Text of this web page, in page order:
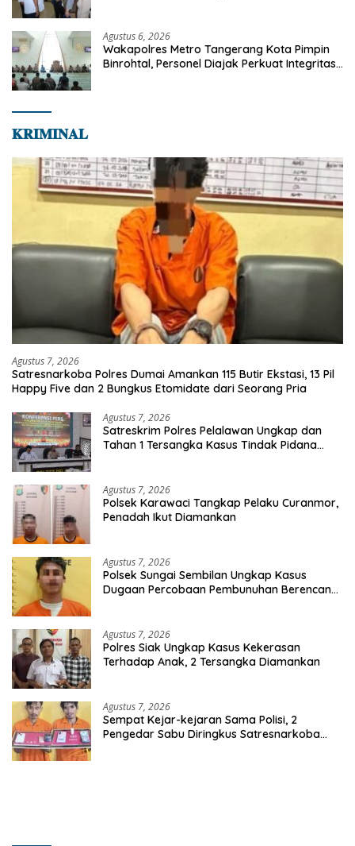
Agustus 6, 2026
Wakapolres Metro Tangerang Kota Pimpin
Binrohtal, Personel Diajak Perkuat Integritas
𝐊𝐑𝐈𝐌𝐈𝐍𝐀𝐋
Agustus 7, 2026
Satresnarkoba Polres Dumai Amankan 115 Butir Ekstasi, 13 Pil
Happy Five dan 2 Bungkus Etomidate dari Seorang Pria
Agustus 7, 2026
Satreskrim Polres Pelalawan Ungkap dan
Tahan 1 Tersangka Kasus Tindak Pidana
Agustus 7, 2026
Polsek Karawaci Tangkap Pelaku Curanmor,
Penadah Ikut Diamankan
Agustus 7, 2026
Polsek Sungai Sembilan Ungkap Kasus
Dugaan Percobaan Pembunuhan Berencana,
Agustus 7, 2026
Polres Siak Ungkap Kasus Kekerasan
Terhadap Anak, 2 Tersangka Diamankan
Agustus 7, 2026
Sempat Kejar-kejaran Sama Polisi, 2
Pengedar Sabu Diringkus Satresnarkoba